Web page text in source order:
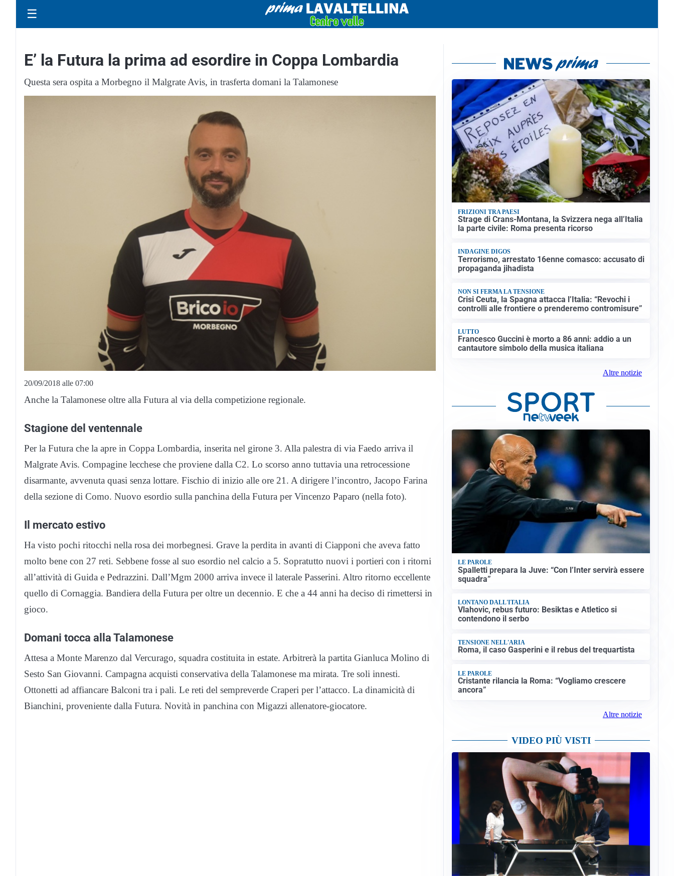
☰
E’ la Futura la prima ad esordire in Coppa Lombardia
Questa sera ospita a Morbegno il Malgrate Avis, in trasferta domani la Talamonese
20/09/2018 alle 07:00
Anche la Talamonese oltre alla Futura al via della competizione regionale.
Stagione del ventennale
Per la Futura che la apre in Coppa Lombardia, inserita nel girone 3. Alla palestra di via Faedo arriva il
Malgrate Avis. Compagine lecchese che proviene dalla C2. Lo scorso anno tuttavia una retrocessione
disarmante, avvenuta quasi senza lottare. Fischio di inizio alle ore 21. A dirigere l’incontro, Jacopo Farina
della sezione di Como. Nuovo esordio sulla panchina della Futura per Vincenzo Paparo (nella foto).
Il mercato estivo
Ha visto pochi ritocchi nella rosa dei morbegnesi. Grave la perdita in avanti di Ciapponi che aveva fatto
molto bene con 27 reti. Sebbene fosse al suo esordio nel calcio a 5. Sopratutto nuovi i portieri con i ritorni
all’attività di Guida e Pedrazzini. Dall’Mgm 2000 arriva invece il laterale Passerini. Altro ritorno eccellente
quello di Cornaggia. Bandiera della Futura per oltre un decennio. E che a 44 anni ha deciso di rimettersi in
gioco.
Domani tocca alla Talamonese
Attesa a Monte Marenzo dal Vercurago, squadra costituita in estate. Arbitrerà la partita Gianluca Molino di
Sesto San Giovanni. Campagna acquisti conservativa della Talamonese ma mirata. Tre soli innesti.
Ottonetti ad affiancare Balconi tra i pali. Le reti del sempreverde Craperi per l’attacco. La dinamicità di
Bianchini, proveniente dalla Futura. Novità in panchina con Migazzi allenatore-giocatore.
FRIZIONI TRA PAESI
Strage di Crans-Montana, la Svizzera nega all’Italia
la parte civile: Roma presenta ricorso
INDAGINE DIGOS
Terrorismo, arrestato 16enne comasco: accusato di
propaganda jihadista
NON SI FERMA LA TENSIONE
Crisi Ceuta, la Spagna attacca l’Italia: “Revochi i
controlli alle frontiere o prenderemo contromisure”
LUTTO
Francesco Guccini è morto a 86 anni: addio a un
cantautore simbolo della musica italiana
Altre notizie
LE PAROLE
Spalletti prepara la Juve: “Con l’Inter servirà essere
squadra”
LONTANO DALL'ITALIA
Vlahovic, rebus futuro: Besiktas e Atletico si
contendono il serbo
TENSIONE NELL'ARIA
Roma, il caso Gasperini e il rebus del trequartista
LE PAROLE
Cristante rilancia la Roma: “Vogliamo crescere
ancora”
Altre notizie
VIDEO PIÙ VISTI